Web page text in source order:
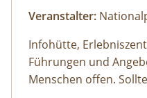
Veranstalter:
Infohütte,
Führungen und
Menschen offen.